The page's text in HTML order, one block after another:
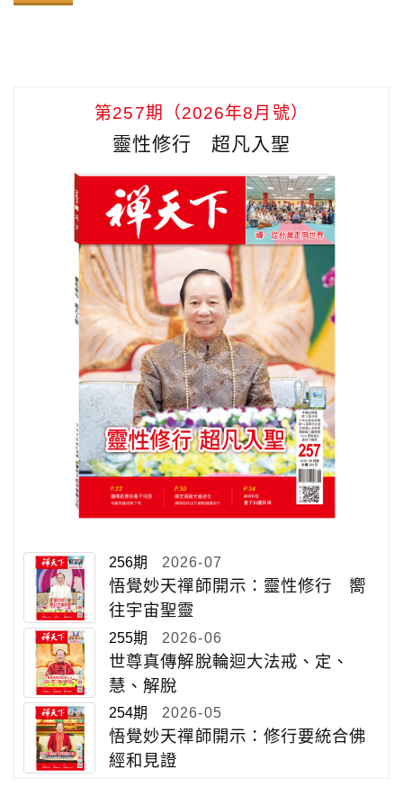
第257期（2026年8月號）
靈性修行 超凡入聖
256期 2026-07
悟覺妙天禪師開示：靈性修行 嚮
往宇宙聖靈
255期 2026-06
世尊真傳解脫輪迴大法戒、定、
慧、解脫
254期 2026-05
悟覺妙天禪師開示：修行要統合佛
經和見證